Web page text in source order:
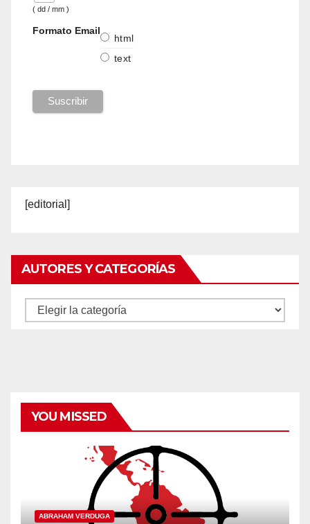
( dd / mm )
Formato Email
html
text
[editorial]
AUTORES Y CATEGORÍAS
Autores
YOU MISSED
ABRAHAM VERDUGA